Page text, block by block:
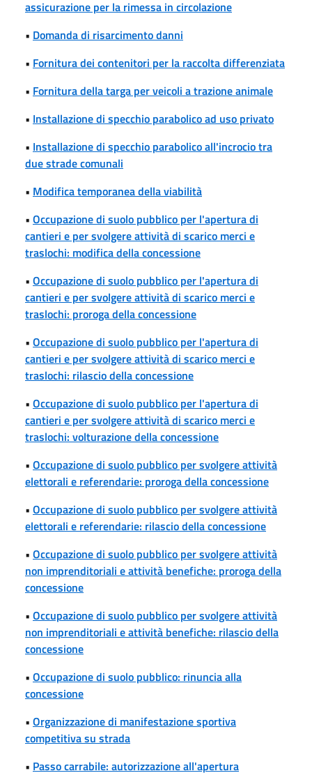
assicurazione per la rimessa in circolazione
• Domanda di risarcimento danni
• Fornitura dei contenitori per la raccolta differenziata
• Fornitura della targa per veicoli a trazione animale
• Installazione di specchio parabolico ad uso privato
• Installazione di specchio parabolico all'incrocio tra
due strade comunali
• Modifica temporanea della viabilità
• Occupazione di suolo pubblico per l'apertura di
cantieri e per svolgere attività di scarico merci e
traslochi: modifica della concessione
• Occupazione di suolo pubblico per l'apertura di
cantieri e per svolgere attività di scarico merci e
traslochi: proroga della concessione
• Occupazione di suolo pubblico per l'apertura di
cantieri e per svolgere attività di scarico merci e
traslochi: rilascio della concessione
• Occupazione di suolo pubblico per l'apertura di
cantieri e per svolgere attività di scarico merci e
traslochi: volturazione della concessione
• Occupazione di suolo pubblico per svolgere attività
elettorali e referendarie: proroga della concessione
• Occupazione di suolo pubblico per svolgere attività
elettorali e referendarie: rilascio della concessione
• Occupazione di suolo pubblico per svolgere attività
non imprenditoriali e attività benefiche: proroga della
concessione
• Occupazione di suolo pubblico per svolgere attività
non imprenditoriali e attività benefiche: rilascio della
concessione
• Occupazione di suolo pubblico: rinuncia alla
concessione
• Organizzazione di manifestazione sportiva
competitiva su strada
• Passo carrabile: autorizzazione all'apertura